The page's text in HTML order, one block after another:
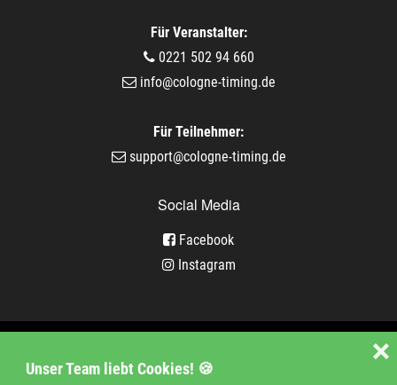
Unser Team liebt Cookies! 🍪
❌
Für Veranstalter:
0221 502 94 660
info@cologne-timing.de
Für Teilnehmer:
support@cologne-timing.de
Social Media
Facebook
Instagram
Unternehmen